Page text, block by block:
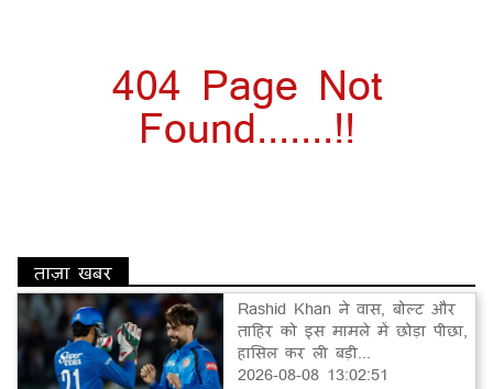
404 Page Not
Found.......!!
ताज़ा खबर
Rashid Khan ने वास, बोल्ट और
ताहिर को इस मामले में छोड़ा पीछा,
हासिल कर ली बड़ी...
2026-08-08 13:02:51